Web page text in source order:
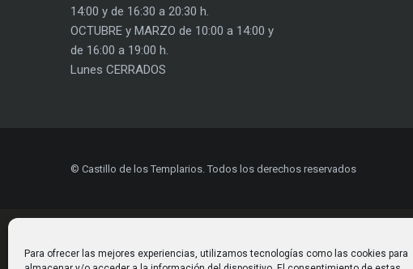
Para ofrecer las mejores experiencias, utilizamos tecnologías como las cookies para
14:00 y de 16:30 a 20:30 h.
OCTUBRE y MARZO de 10:00 a 14:00 y
de 16:00 a 19:00 h.
Lunes CERRADOS
© Castillo de los Templarios. Todos los derechos reservados